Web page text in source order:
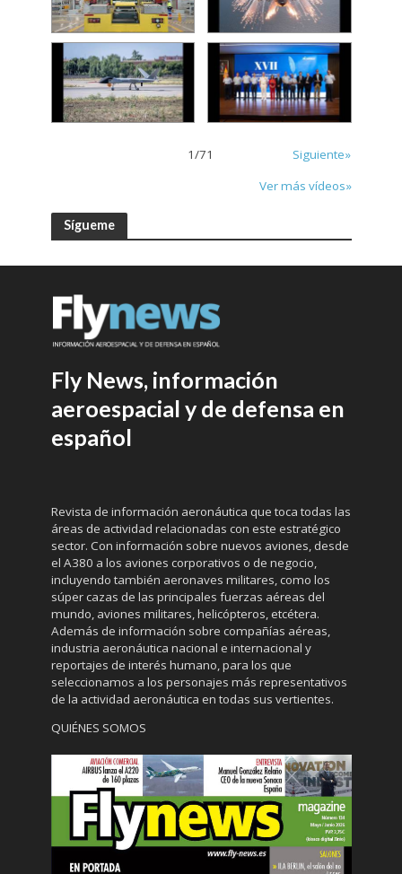
1/71
Siguiente»
Ver más vídeos»
Sígueme
Fly News, información
aeroespacial y de defensa en
español
Revista de información aeronáutica que toca todas las
áreas de actividad relacionadas con este estratégico
sector. Con información sobre nuevos aviones, desde
el A380 a los aviones corporativos o de negocio,
incluyendo también aeronaves militares, como los
súper cazas de las principales fuerzas aéreas del
mundo, aviones militares, helicópteros, etcétera.
Además de información sobre compañías aéreas,
industria aeronáutica nacional e internacional y
reportajes de interés humano, para los que
seleccionamos a los personajes más representativos
de la actividad aeronáutica en todas sus vertientes.
QUIÉNES SOMOS